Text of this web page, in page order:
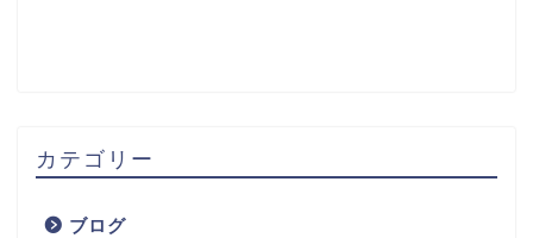
カテゴリー
ブログ